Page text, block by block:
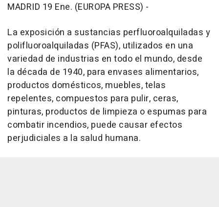
MADRID 19 Ene. (EUROPA PRESS) -
La exposición a sustancias perfluoroalquiladas y
polifluoroalquiladas (PFAS), utilizados en una
variedad de industrias en todo el mundo, desde
la década de 1940, para envases alimentarios,
productos domésticos, muebles, telas
repelentes, compuestos para pulir, ceras,
pinturas, productos de limpieza o espumas para
combatir incendios, puede causar efectos
perjudiciales a la salud humana.